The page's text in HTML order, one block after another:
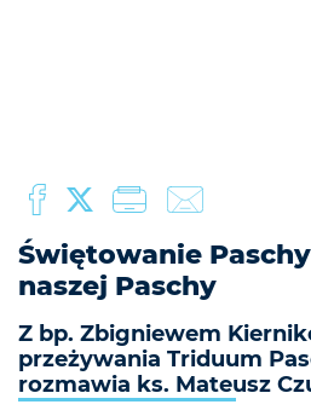
Świętowanie
naszej Paschy
Z bp. Zbigniewem
przeżywania Triduum
rozmawia ks. Mateusz